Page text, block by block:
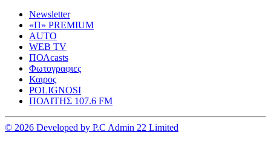
Newsletter
«Π» PREMIUM
AUTO
WEB TV
ΠΟΛcasts
Φωτογραφιες
Καιρος
POLIGNOSI
ΠΟΛΙΤΗΣ 107.6 FM
© 2026 Developed by P.C Admin 22 Limited